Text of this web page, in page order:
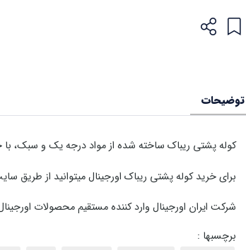
توضیحات
کوله پشتی ریباک ساخته شده از مواد درجه یک و
برای خرید کوله پشتی ریباک اورجینال میتوانید از
شرکت ایران اورجینال وارد کننده مستقیم محصولات
برچسبها :